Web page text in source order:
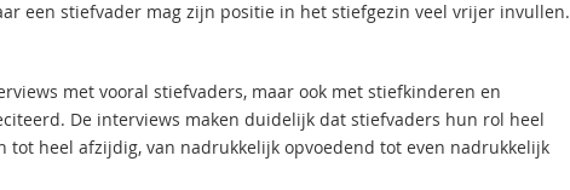
een stiefvader mag zijn positie in het stiefgezin veel vrijer invullen.
met vooral stiefvaders, maar ook met stiefkinderen en
De interviews maken duidelijk dat stiefvaders hun rol heel
heel afzijdig, van nadrukkelijk opvoedend tot even nadrukkelijk